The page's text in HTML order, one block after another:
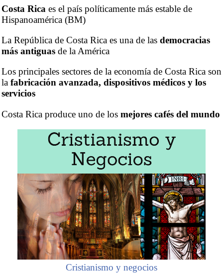
Costa Rica es el país políticamente más estable de
Hispanoamérica (BM)
La República de Costa Rica es una de las democracias
más antiguas de la América
Los principales sectores de la economía de Costa Rica son
la fabricación avanzada, dispositivos médicos y los
servicios
Costa Rica produce uno de los mejores cafés del mundo
Cristianismo y negocios